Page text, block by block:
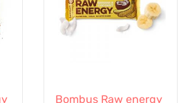
Bombus Raw energy